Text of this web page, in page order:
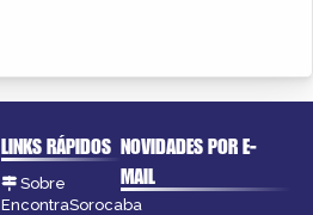
LINKS RÁPIDOS
Sobre
EncontraSorocaba
NOVIDADES POR E-
MAIL